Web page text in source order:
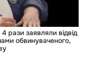
рази заявляли відвід
обвинуваченого,